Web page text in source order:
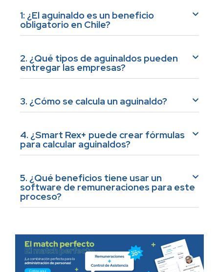
1: ¿El aguinaldo es un beneficio
obligatorio en Chile?
2. ¿Qué tipos de aguinaldos pueden
entregar las empresas?
3. ¿Cómo se calcula un aguinaldo?
4. ¿Smart Rex+ puede crear fórmulas
para calcular aguinaldos?
5. ¿Qué beneficios tiene usar un
software de remuneraciones para este
proceso?